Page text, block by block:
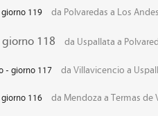
119
da Polvaredas a Los
118
da Uspallata a
- giorno 117
da Villavicencio a
116
da Mendoza a Termas